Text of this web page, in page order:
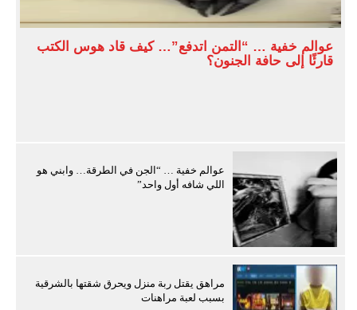
عوالم خفية … “التمن اتدفع”… كيف قاد هوس الكتب
قارئًا إلى حافة الجنون؟
عوالم خفية … “الجن في الطرقة… وابني هو
اللي شافه أول واحد”
مراهق يقتل ربة منزل ويحرق شقتها بالشرقية
بسبب لعبة مراهنات